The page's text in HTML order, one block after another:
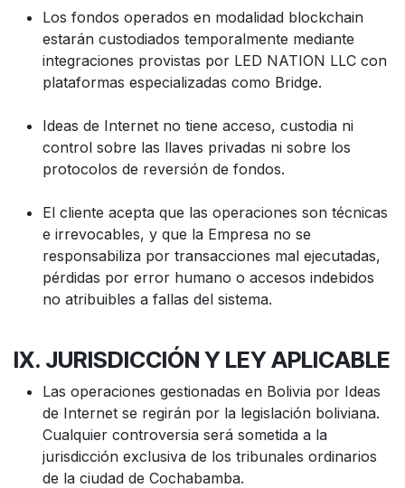
Los fondos operados en modalidad blockchain
estarán custodiados temporalmente mediante
integraciones provistas por LED NATION LLC con
plataformas especializadas como Bridge.
Ideas de Internet no tiene acceso, custodia ni
control sobre las llaves privadas ni sobre los
protocolos de reversión de fondos.
El cliente acepta que las operaciones son técnicas
e irrevocables, y que la Empresa no se
responsabiliza por transacciones mal ejecutadas,
pérdidas por error humano o accesos indebidos
no atribuibles a fallas del sistema.
IX. JURISDICCIÓN Y LEY APLICABLE
Las operaciones gestionadas en Bolivia por Ideas
de Internet se regirán por la legislación boliviana.
Cualquier controversia será sometida a la
jurisdicción exclusiva de los tribunales ordinarios
de la ciudad de Cochabamba.